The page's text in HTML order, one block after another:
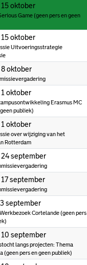
oktober2025
Game (geen pers en geen
oktober2025
Uitvoeringsstrategie
oktober2025
oktober2025
Erasmus MC
publiek)
oktober2025
over wijziging van het
Rotterdam
september2025
september2025
september2025
Cortelande (geen pers
september2025
langs projecten: Thema
(geen pers en geen publiek)